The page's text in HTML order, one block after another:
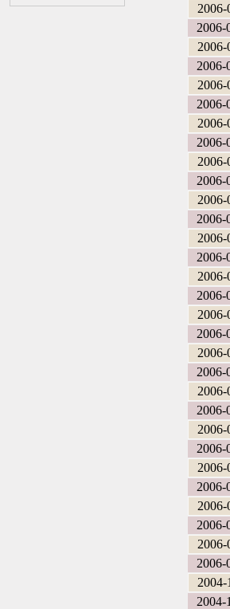
2006-
2006-
2006-
2006-
2006-
2006-
2006-
2006-
2006-
2006-
2006-
2006-
2006-
2006-
2006-
2006-
2006-
2006-
2006-
2006-
2006-
2006-
2006-
2006-
2006-
2006-
2006-
2006-
2006-
2006-
2004-
2004-